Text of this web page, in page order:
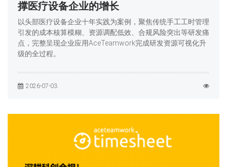
撑医疗设备企业的增长
以头部医疗设备企业十年实践为案例，聚焦传统手工工时管理
引发的成本核算模糊、资源调配低效、合规风险突出等研发痛
点，完整呈现企业应用AceTeamwork完成研发资源可视化升
级的全过程。
2026-07-03